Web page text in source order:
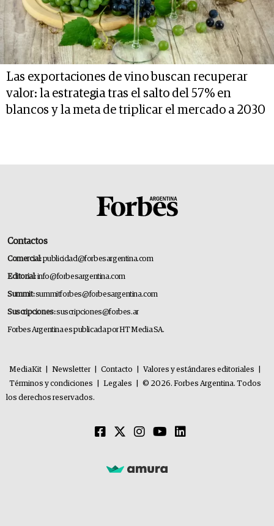
Las exportaciones de vino buscan recuperar
valor: la estrategia tras el salto del 57% en
blancos y la meta de triplicar el mercado a 2030
Contactos
Comercial:publicidad@forbesargentina.com
Editorial:info@forbesargentina.com
Summit:summitforbes@forbesargentina.com
Suscripciones:suscripciones@forbes.ar
Forbes Argentina es publicada por HT Media SA.
MediaKit Newsletter Contacto Valores y estándares editoriales
Términos y condiciones
Legales
© 2026. Forbes Argentina. Todos
los derechos reservados.